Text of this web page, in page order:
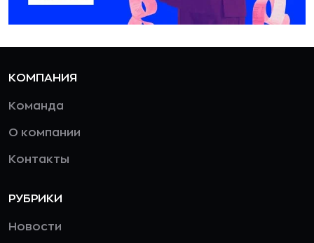
КОМПАНИЯ
Команда
О компании
Контакты
РУБРИКИ
Новости